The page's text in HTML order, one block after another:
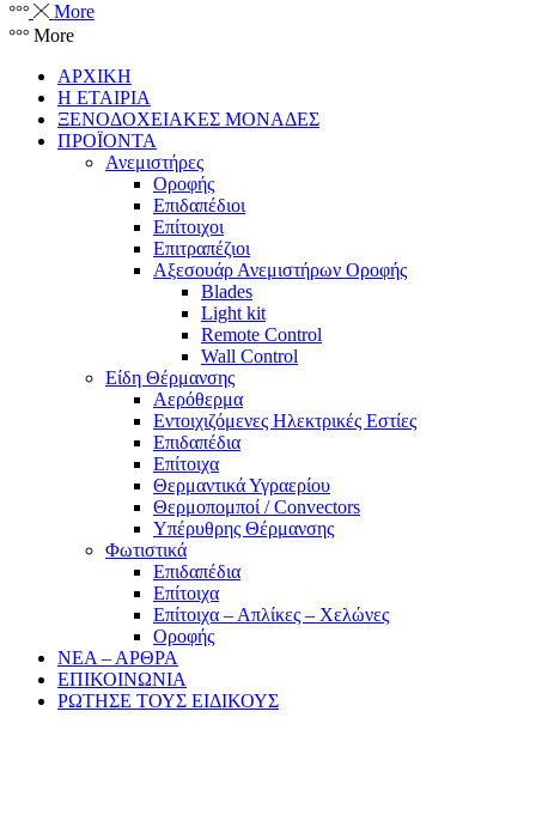
More
More
ΑΡΧΙΚΗ
Η ΕΤΑΙΡΙΑ
ΞΕΝΟΔΟΧΕΙΑΚΕΣ ΜΟΝΑΔΕΣ
ΠΡΟΪΟΝΤΑ
Ανεμιστήρες
Οροφής
Επιδαπέδιοι
Επίτοιχοι
Επιτραπέζιοι
Αξεσουάρ Ανεμιστήρων Οροφής
Blades
Light kit
Remote Control
Wall Control
Είδη Θέρμανσης
Αερόθερμα
Εντοιχιζόμενες Ηλεκτρικές Εστίες
Επιδαπέδια
Επίτοιχα
Θερμαντικά Υγραερίου
Θερμοπομποί / Convectors
Υπέρυθρης Θέρμανσης
Φωτιστικά
Επιδαπέδια
Επίτοιχα
Επίτοιχα – Απλίκες – Χελώνες
Οροφής
ΝΕΑ – ΑΡΘΡΑ
ΕΠΙΚΟΙΝΩΝΙΑ
ΡΩΤΗΣΕ ΤΟΥΣ ΕΙΔΙΚΟΥΣ